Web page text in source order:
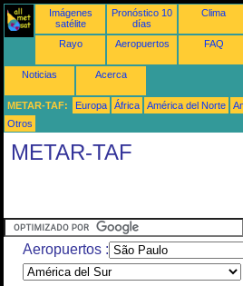
Imágenes
satélite
Pronóstico 10
días
Clima
Rayo Aeropuertos FAQ
Noticias Acerca
METAR-TAF: Europa África América del Norte
Otros
METAR-TAF
Aeropuertos :